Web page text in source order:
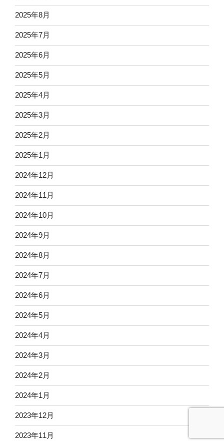
2025年8月
2025年7月
2025年6月
2025年5月
2025年4月
2025年3月
2025年2月
2025年1月
2024年12月
2024年11月
2024年10月
2024年9月
2024年8月
2024年7月
2024年6月
2024年5月
2024年4月
2024年3月
2024年2月
2024年1月
2023年12月
2023年11月